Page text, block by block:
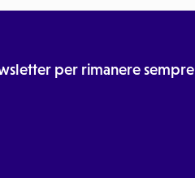
per rimanere sempre